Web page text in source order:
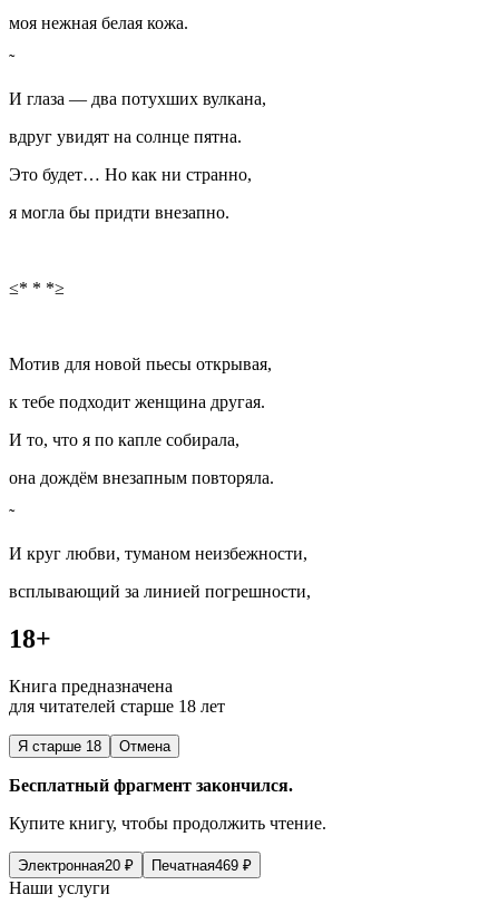
моя нежная белая кожа.
И глаза — два потухших вулкана,
вдруг увидят на солнце пятна.
Это будет… Но как ни странно,
я могла бы придти внезапно.
≤* * *≥
Мотив для новой пьесы открывая,
к тебе подходит женщина другая.
И то, что я по капле собирала,
она дождём внезапным повторяла.
И круг любви, туманом неизбежности,
всплывающий за линией погрешности,
18+
Книга предназначена
для читателей старше 18 лет
Я старше 18 Отмена
Бесплатный фрагмент закончился.
Купите книгу, чтобы продолжить чтение.
Электронная20 ₽ Печатная469 ₽
Наши услуги